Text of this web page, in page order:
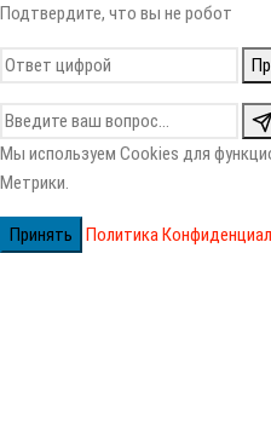
Подтвердите, что вы не робот
Мы используем Cookies для
Метрики.
Принять Политика